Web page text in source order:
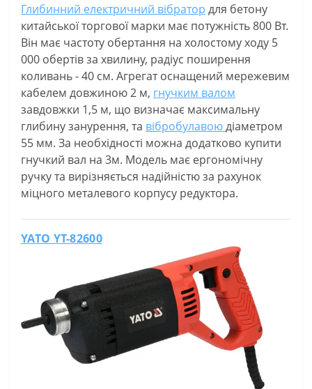
Глибинний електричний вібратор для бетону
китайської торгової марки має потужність 800 Вт.
Він має частоту обертання на холостому ходу 5
000 обертів за хвилину, радіус поширення
коливань - 40 см. Агрегат оснащений мережевим
кабелем довжиною 2 м, гнучким валом
завдовжки 1,5 м, що визначає максимальну
глибину занурення, та вібробулавоюдіаметром
55 мм. За необхідності можна додатково купити
гнучкий вал на 3м. Модель має ергономічну
ручку та вирізняється надійністю за рахунок
міцного металевого корпусу редуктора.
YATO YT-82600